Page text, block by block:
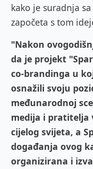
kako je suradnja
započeta s tom
"Nakon
da je projekt
co-brandinga u
osnažili svoju
međunarodnoj
medija i pratitelja
cijelog svijeta, a
događanja ovog
organizirana i